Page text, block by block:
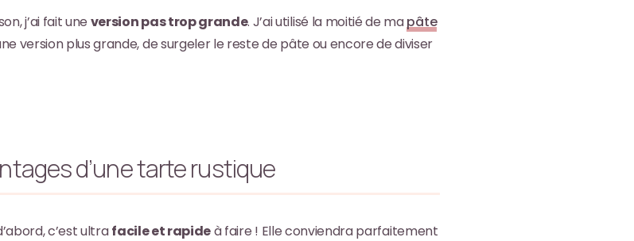
j’ai fait une version pas trop grande. J’ai utilisé la moitié de mapâte
version plus grande, de surgeler le reste de pâte ou encore de diviser
d’une tarte rustique
c’est ultrafacile et rapideà faire ! Elle conviendra parfaitement